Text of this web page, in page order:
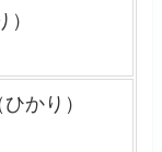
ひかり）